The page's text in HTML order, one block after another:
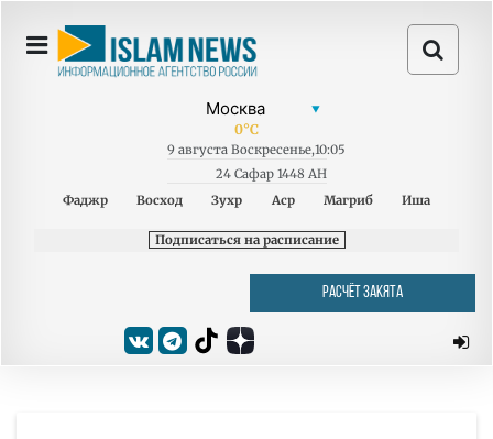
0°C
9 августа Воскресенье,10:05
24 Сафар 1448 AH
Фаджр
Восход Зухр Аср Магриб Иша
Подписаться на расписание
РАСЧЁТ ЗАКЯТА